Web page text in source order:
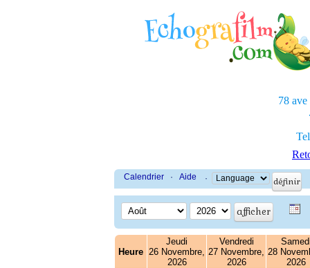
78 ave
Calendrier · Aide ·
Heure
Jeudi
26 Novembre,
2026
Vendredi
27 Novembre,
2026
28
2026